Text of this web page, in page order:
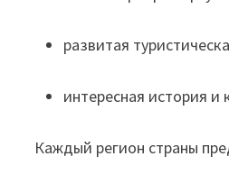
развитая
интересная история и
Каждый регион страны